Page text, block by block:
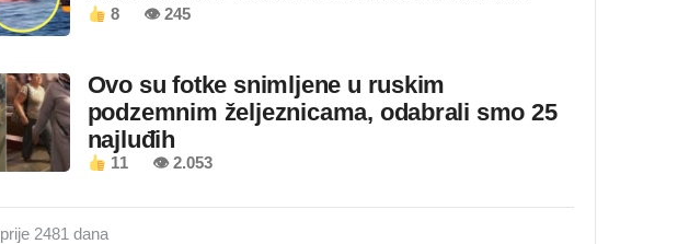
8 👁 245
Ovo su fotke snimljene u ruskim
podzemnim željeznicama, odabrali smo 25
najluđih
11 👁 2.053
prije 2481 dana